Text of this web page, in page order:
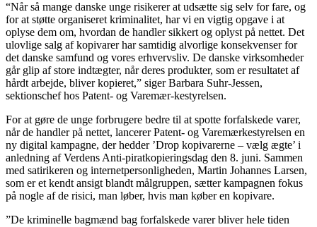
“Når så mange danske unge risikerer at udsætte sig selv for fare, og
for at støtte organiseret kriminalitet, har vi en vigtig opgave i at
oplyse dem om, hvordan de handler sikkert og oplyst på nettet. Det
ulovlige salg af kopivarer har samtidig alvorlige konsekvenser for
det danske samfund og vores erhvervsliv. De danske virksomheder
går glip af store indtægter, når deres produkter, som er resultatet af
hårdt arbejde, bliver kopieret,” siger Barbara Suhr-Jessen,
sektionschef hos Patent- og Varemær-kestyrelsen.
For at gøre de unge forbrugere bedre til at spotte forfalskede varer,
når de handler på nettet, lancerer Patent- og Varemærkestyrelsen en
ny digital kampagne, der hedder ’Drop kopivarerne – vælg ægte’ i
anledning af Verdens Anti-piratkopieringsdag den 8. juni. Sammen
med satirikeren og internetpersonligheden, Martin Johannes Larsen,
som er et kendt ansigt blandt målgruppen, sætter kampagnen fokus
på nogle af de risici, man løber, hvis man køber en kopivare.
”De kriminelle bagmænd bag forfalskede varer bliver hele tiden